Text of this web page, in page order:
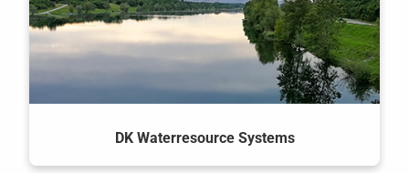
DK Waterresource Systems